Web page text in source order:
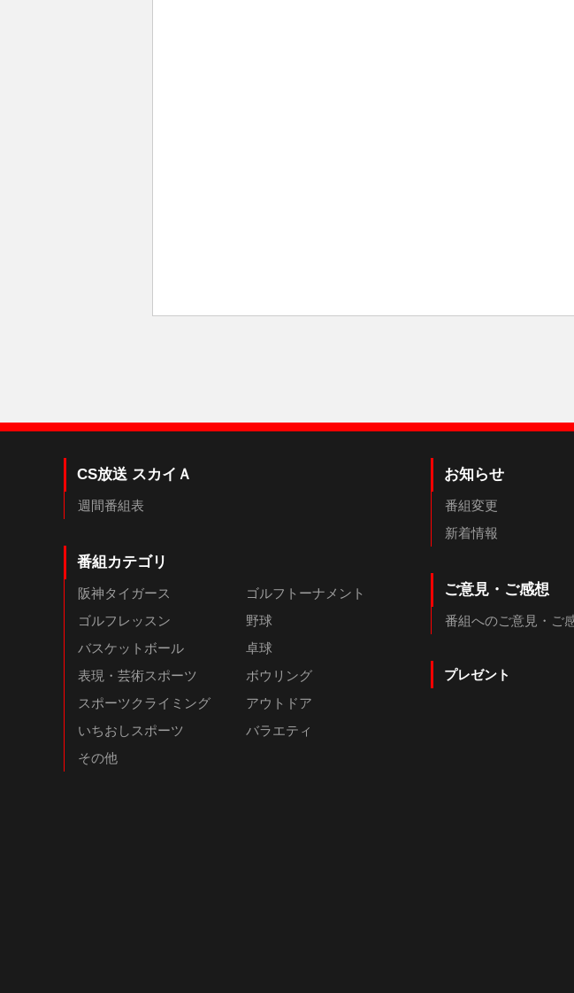
CS放送 スカイＡ
週間番組表
番組カテゴリ
阪神タイガース
ゴルフトーナメント
ゴルフレッスン
野球
バスケットボール
卓球
表現・芸術スポーツ
ボウリング
スポーツクライミング
アウトドア
いちおしスポーツ
バラエティ
その他
お知らせ
番組変更
新着情報
ご意見・ご感想
番組へのご意見・ご
プレゼント